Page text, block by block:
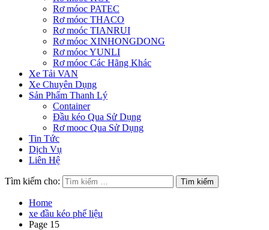
Rơ móoc PATEC
Rơ móoc THACO
Rơ moóc TIANRUI
Rơ móoc XINHONGDONG
Rơ móoc YUNLI
Rơ móoc Các Hãng Khác
Xe Tải VAN
Xe Chuyên Dụng
Sản Phẩm Thanh Lý
Container
Đầu kéo Qua Sử Dụng
Rơ mooc Qua Sử Dụng
Tin Tức
Dịch Vụ
Liên Hệ
Tìm kiếm cho:
Home
xe đầu kéo phế liệu
Page 15